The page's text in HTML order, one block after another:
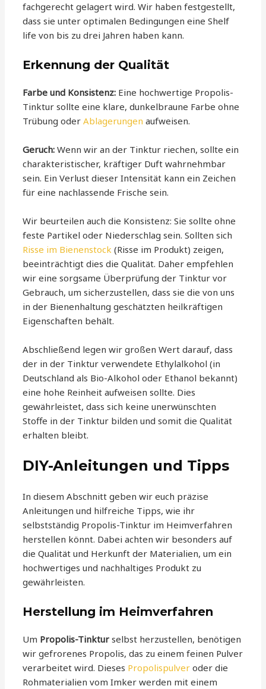
fachgerecht gelagert wird. Wir haben festgestellt,
dass sie unter optimalen Bedingungen eine Shelf
life von bis zu drei Jahren haben kann.
Erkennung der Qualität
Farbe und Konsistenz: Eine hochwertige Propolis-
Tinktur sollte eine klare, dunkelbraune Farbe ohne
Trübung oderAblagerungen aufweisen.
Geruch: Wenn wir an der Tinktur riechen, sollte ein
charakteristischer, kräftiger Duft wahrnehmbar
sein. Ein Verlust dieser Intensität kann ein Zeichen
für eine nachlassende Frische sein.
Wir beurteilen auch die Konsistenz: Sie sollte ohne
feste Partikel oder Niederschlag sein. Sollten sich
Risse im Bienenstock (Risse im Produkt) zeigen,
beeinträchtigt dies die Qualität. Daher empfehlen
wir eine sorgsame Überprüfung der Tinktur vor
Gebrauch, um sicherzustellen, dass sie die von uns
in der Bienenhaltung geschätzten heilkräftigen
Eigenschaften behält.
Abschließend legen wir großen Wert darauf, dass
der in der Tinktur verwendete Ethylalkohol (in
Deutschland als Bio-Alkohol oder Ethanol bekannt)
eine hohe Reinheit aufweisen sollte. Dies
gewährleistet, dass sich keine unerwünschten
Stoffe in der Tinktur bilden und somit die Qualität
erhalten bleibt.
DIY-Anleitungen und Tipps
In diesem Abschnitt geben wir euch präzise
Anleitungen und hilfreiche Tipps, wie ihr
selbstständig Propolis-Tinktur im Heimverfahren
herstellen könnt. Dabei achten wir besonders auf
die Qualität und Herkunft der Materialien, um ein
hochwertiges und nachhaltiges Produkt zu
gewährleisten.
Herstellung im Heimverfahren
Um Propolis-Tinktur selbst herzustellen, benötigen
wir gefrorenes Propolis, das zu einem feinen Pulver
verarbeitet wird. Dieses Propolispulver oder die
Rohmaterialien vom Imker werden mit einem